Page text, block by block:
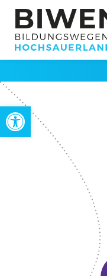
Werkzeugleiste öffnen